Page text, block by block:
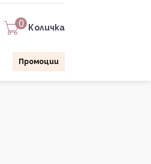
0 Количка
Промоции